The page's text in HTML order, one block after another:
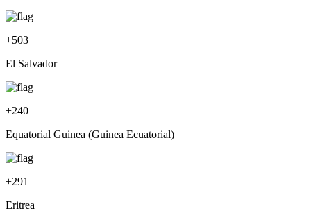
+503
El Salvador
+240
Equatorial Guinea (Guinea Ecuatorial)
+291
Eritrea